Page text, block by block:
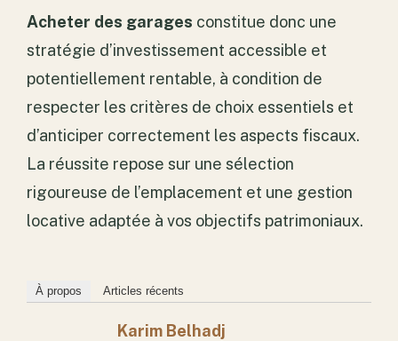
Acheter des garages constitue donc une
stratégie d’investissement accessible et
potentiellement rentable, à condition de
respecter les critères de choix essentiels et
d’anticiper correctement les aspects fiscaux.
La réussite repose sur une sélection
rigoureuse de l’emplacement et une gestion
locative adaptée à vos objectifs patrimoniaux.
À propos Articles récents
Karim Belhadj